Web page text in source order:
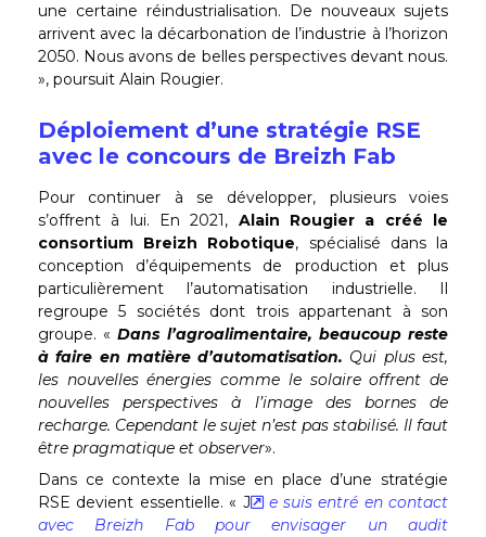
une certaine réindustrialisation. De nouveaux sujets
arrivent avec la décarbonation de l’industrie à l’horizon
2050. Nous avons de belles perspectives devant nous.
», poursuit Alain Rougier.
Déploiement d’une stratégie RSE
avec le concours de Breizh Fab
Pour continuer à se développer, plusieurs voies
s’offrent à lui. En 2021, Alain Rougier a créé le
consortium Breizh Robotique, spécialisé dans la
conception d’équipements de production et plus
particulièrement l’automatisation industrielle. Il
regroupe 5 sociétés dont trois appartenant à son
groupe. «Dans l’agroalimentaire, beaucoup reste
à faire en matière d’automatisation. Qui plus est,
les nouvelles énergies comme le solaire offrent de
nouvelles perspectives à l’image des bornes de
recharge. Cependant le sujet n’est pas stabilisé. Il faut
être pragmatique et observer».
Dans ce contexte la mise en place d’une stratégie
RSE devient essentielle. « J
e suis entré en contact
avec Breizh Fab pour envisager un audit